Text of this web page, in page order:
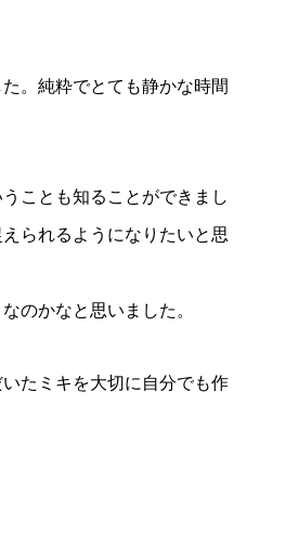
。純粋でとても静かな時間
ことも知ることができまし
られるようになりたいと思
のかなと思いました。
たミキを大切に自分でも作